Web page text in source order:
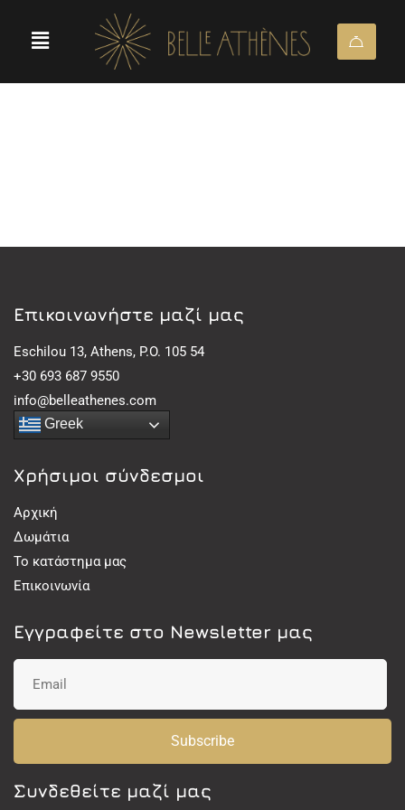
Eπικοινωνήστε μαζί μας
Eschilou 13, Athens, P.O. 105 54
+30 693 687 9550
info@belleathenes.com
Greek
Χρήσιμοι σύνδεσμοι
Αρχική
Δωμάτια
Το κατάστημα μας
Επικοινωνία
Εγγραφείτε στο Newsletter μας
Subscribe
Συνδεθείτε μαζί μας